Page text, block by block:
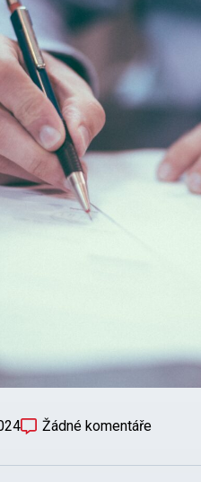
Žádné komentáře